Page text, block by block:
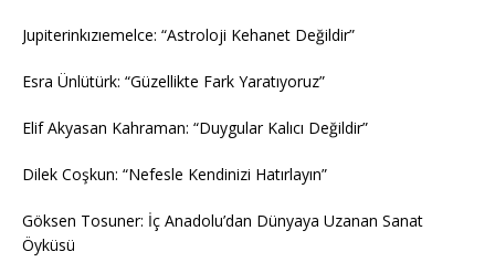
Jupiterinkızıemelce: “Astroloji Kehanet Değildir”
Esra Ünlütürk: “Güzellikte Fark Yaratıyoruz”
Elif Akyasan Kahraman: “Duygular Kalıcı Değildir”
Dilek Coşkun: “Nefesle Kendinizi Hatırlayın”
Göksen Tosuner: İç Anadolu’dan Dünyaya Uzanan Sanat
Öyküsü